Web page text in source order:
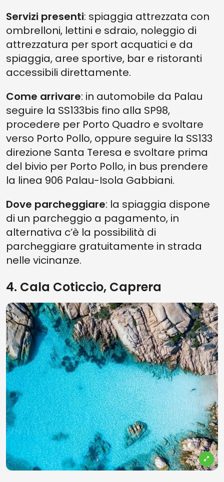
Servizi presenti: spiaggia attrezzata con
ombrelloni, lettini e sdraio, noleggio di
attrezzatura per sport acquatici e da
spiaggia, aree sportive, bar e ristoranti
accessibili direttamente.
Come arrivare: in automobile da Palau
seguire la SS133bis fino alla SP98,
procedere per Porto Quadro e svoltare
verso Porto Pollo, oppure seguire la SS133
direzione Santa Teresa e svoltare prima
del bivio per Porto Pollo, in bus prendere
la linea 906 Palau-Isola Gabbiani.
Dove parcheggiare: la spiaggia dispone
di un parcheggio a pagamento, in
alternativa c’è la possibilità di
parcheggiare gratuitamente in strada
nelle vicinanze.
4. Cala Coticcio, Caprera